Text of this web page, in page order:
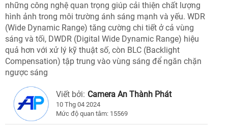
những công nghệ quan trọng giúp cải thiện chất lượng
hình ảnh trong môi trường ánh sáng mạnh và yếu. WDR
(Wide Dynamic Range) tăng cường chi tiết ở cả vùng
sáng và tối, DWDR (Digital Wide Dynamic Range) hiệu
quả hơn với xử lý kỹ thuật số, còn BLC (Backlight
Compensation) tập trung vào vùng sáng để ngăn chặn
ngược sáng
Viết bởi: Camera An Thành Phát
10 Thg 04 2024
Mức độ quan tâm: 15569